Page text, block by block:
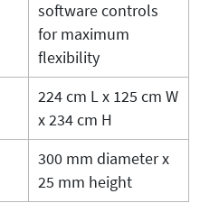
software controls
for maximum
flexibility
224 cm L x 125 cm W
x 234 cm H
300 mm diameter x
25 mm height